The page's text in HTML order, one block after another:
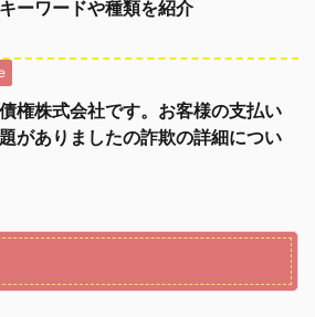
ーワードや種類を紹介
権株式会社です。お客様の支払い
がありましたの詐欺の詳細につい